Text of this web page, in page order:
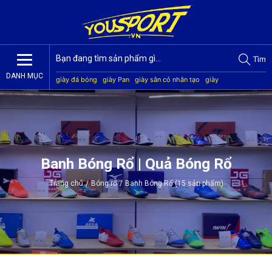
DANH MỤC
Tìm
giày đá bóng giày Pan giày sân cỏ nhân tạo
giày
Jogarbola
giày Mitre giày Akka quần áo bóng đá
giày
Banh Bóng Rổ | Quả Bóng Rổ
Trang chủ / Bóng rổ / Banh Bóng Rổ (15 sản phẩm)